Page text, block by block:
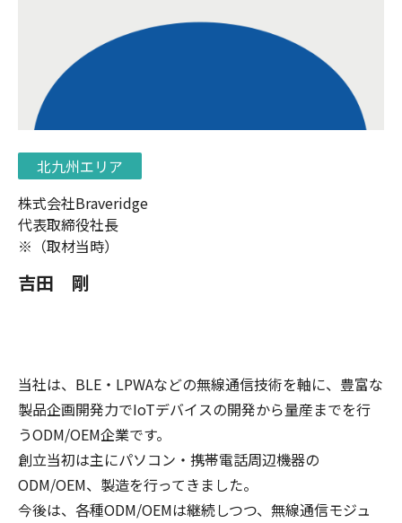
北九州エリア
株式会社Braveridge
代表取締役社長
※（取材当時）
吉田 剛
当社は、BLE・LPWAなどの無線通信技術を軸に、豊富な
製品企画開発力でIoTデバイスの開発から量産までを行
うODM/OEM企業です。
創立当初は主にパソコン・携帯電話周辺機器の
ODM/OEM、製造を行ってきました。
今後は、各種ODM/OEMは継続しつつ、無線通信モジュ